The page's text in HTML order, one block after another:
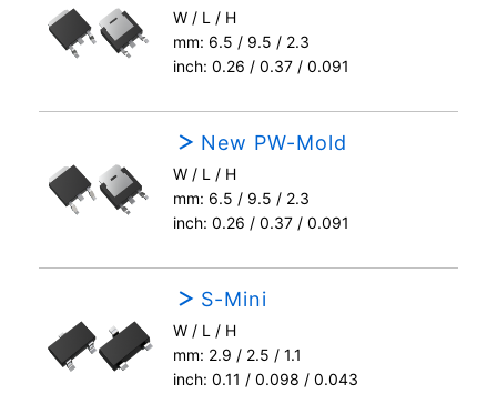
W / L / H
mm: 6.5 / 9.5 / 2.3
inch: 0.26 / 0.37 / 0.091
New PW-Mold
W / L / H
mm: 6.5 / 9.5 / 2.3
inch: 0.26 / 0.37 / 0.091
S-Mini
W / L / H
mm: 2.9 / 2.5 / 1.1
inch: 0.11 / 0.098 / 0.043